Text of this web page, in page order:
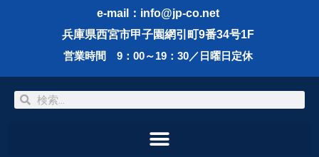
e-mail：info@jp-co.net
兵庫県西宮市甲子園網引町9番34号1F
営業時間 9：00～19：30／日曜日定休
検
索
検
索